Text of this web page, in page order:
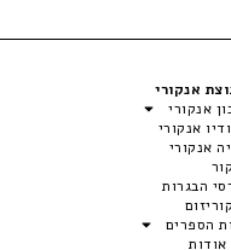
אנקורי
אנקורי
אנקורי
אנקורי
הבגרות
הספרים